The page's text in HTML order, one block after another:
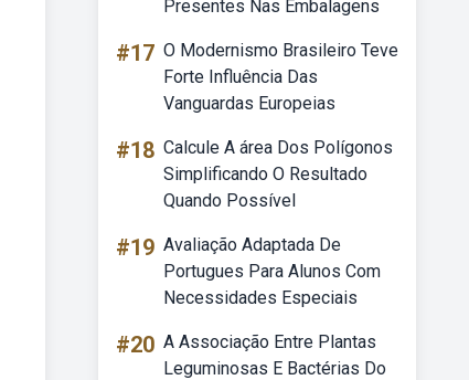
Presentes Nas Embalagens
#17 O Modernismo Brasileiro Teve
Forte Influência Das
Vanguardas Europeias
#18 Calcule A área Dos Polígonos
Simplificando O Resultado
Quando Possível
#19 Avaliação Adaptada De
Portugues Para Alunos Com
Necessidades Especiais
#20 A Associação Entre Plantas
Leguminosas E Bactérias Do